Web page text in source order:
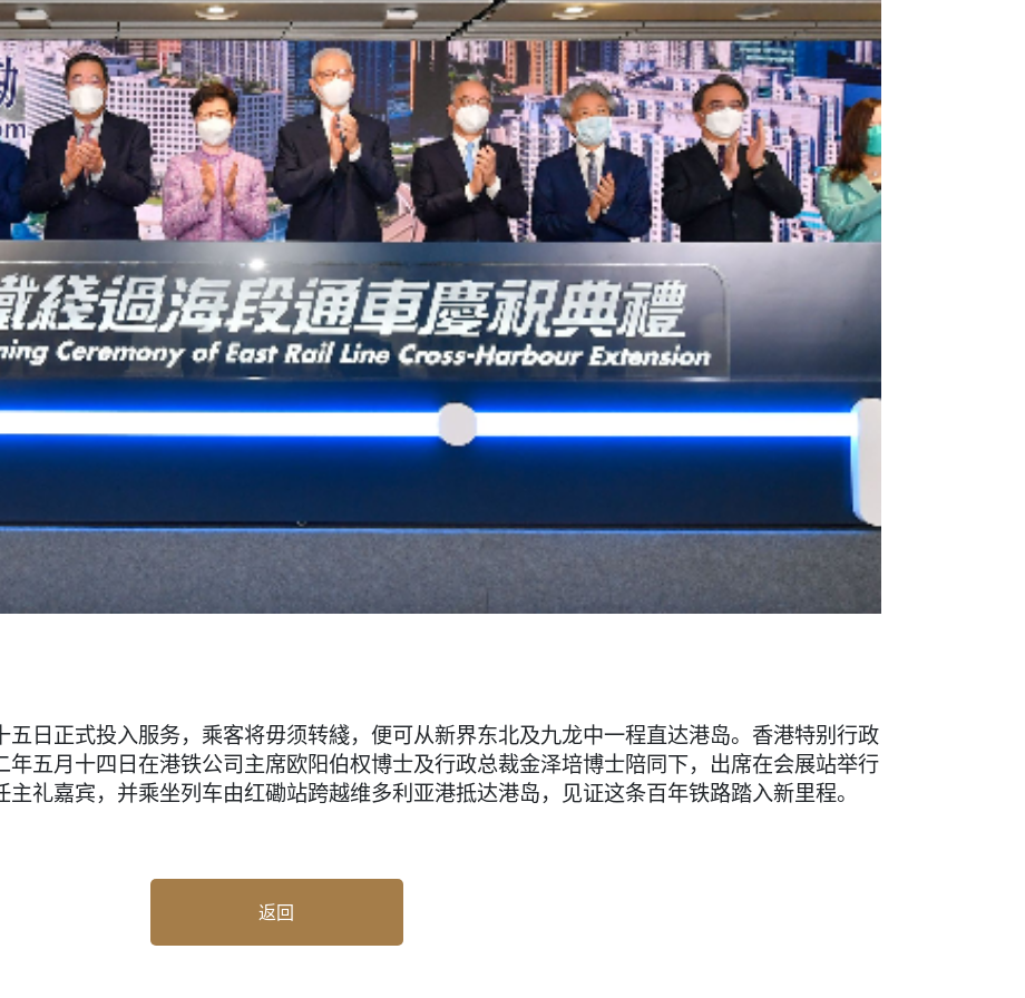
日正式投入服务，乘客将毋须转綫，便可从新界东北及九龙中一程直达港岛。香港特别行政
五月十四日在港铁公司主席欧阳伯权博士及行政总裁金泽培博士陪同下，出席在会展站举行
礼嘉宾，并乘坐列车由红磡站跨越维多利亚港抵达港岛，见证这条百年铁路踏入新里程。
返回